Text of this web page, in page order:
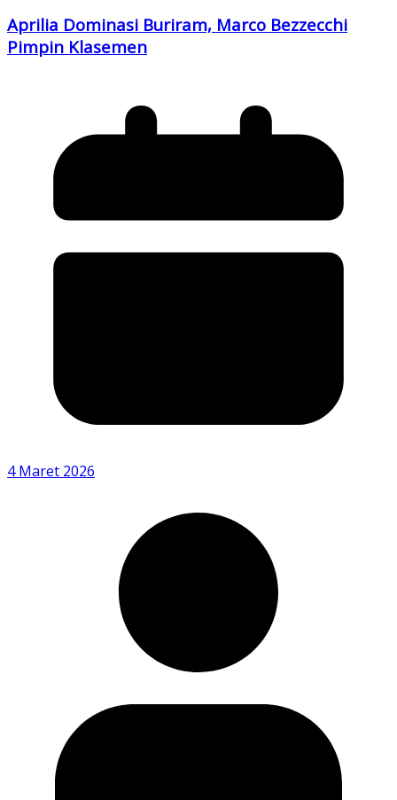
Aprilia Dominasi Buriram, Marco Bezzecchi
Pimpin Klasemen
4 Maret 2026